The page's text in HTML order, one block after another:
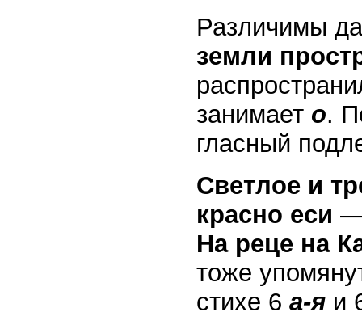
Различимы
земли
занимает о.
гласный
Светлое и
красно еси
На реце на
тоже
стихе 6 а-я и